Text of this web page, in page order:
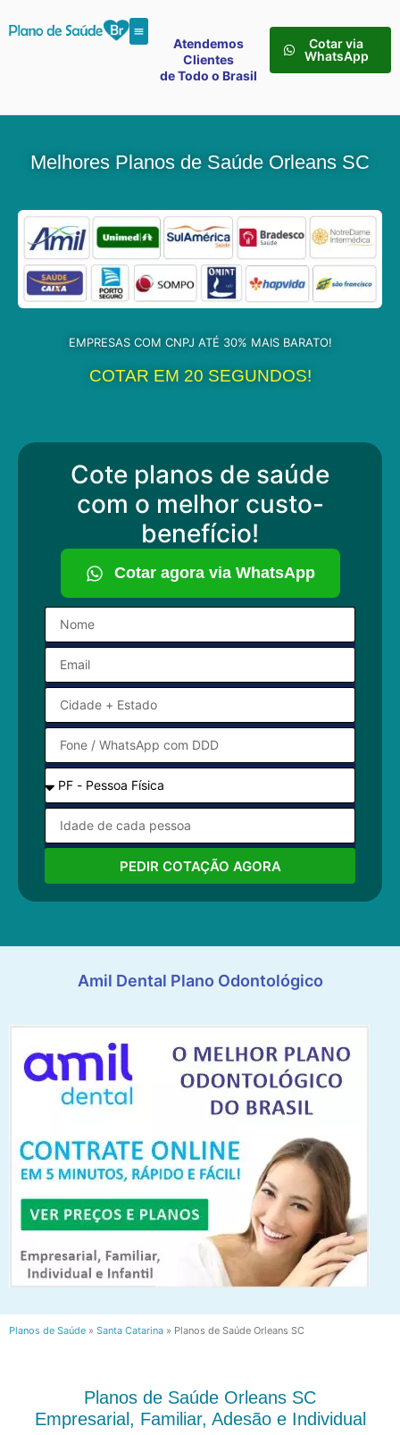
Atendemos
Clientes
de Todo o Brasil
Cotar via
WhatsApp
Melhores Planos de Saúde Orleans SC
EMPRESAS COM CNPJ ATÉ 30% MAIS BARATO!
COTAR EM 20 SEGUNDOS!
Cote planos de saúde
com o melhor custo-
benefício!
Cotar agora via WhatsApp
PEDIR COTAÇÃO AGORA
Amil Dental Plano Odontológico
Planos de Saúde » Santa Catarina » Planos de Saúde Orleans SC
Planos de Saúde Orleans SC
Empresarial, Familiar, Adesão e Individual